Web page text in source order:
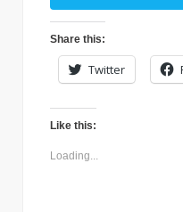
Share this:
Twitter
Like this:
Loading...